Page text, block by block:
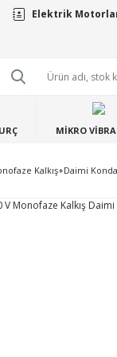
Elektrik
MİKRO
Kalkış+Daimi